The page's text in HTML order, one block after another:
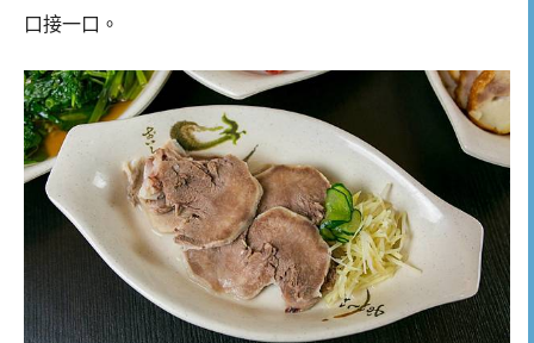
口接一口。